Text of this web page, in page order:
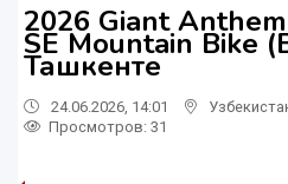
2026 Giant
SE Mountain Bike
Ташкенте
24.06.2026, 14:01
Просмотров: 31